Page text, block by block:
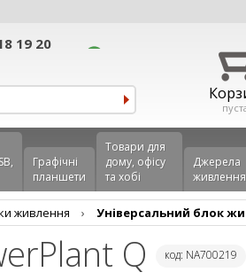
19 20
Графічні
планшети
Товари для
дому, офісу
та хобі
Джерела
живлення
живлення › Універсальний блок
Q код: NA700219